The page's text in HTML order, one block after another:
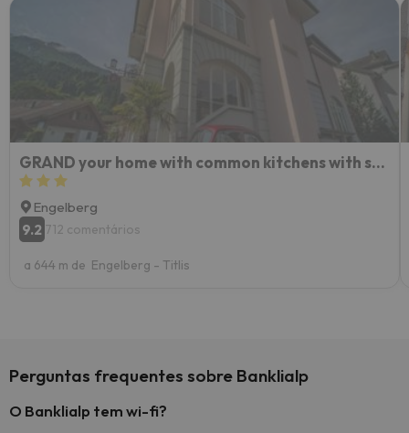
GRAND your home with common kitchens with self check-in
Engelberg
9.2 712 comentários
a 644 m de Engelberg - Titlis
Perguntas frequentes sobre Banklialp
O Banklialp tem wi-fi?